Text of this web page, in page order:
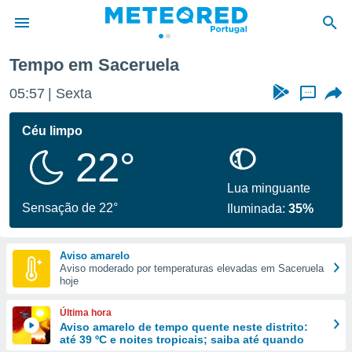
da
foi
fornecidas
a este
das
e
forma
digital
Tempo em Saceruela
05:58 Sexta ...
Céu limpo
22°
Sensação de 22°
Lua minguante
Iluminada:35%
Aviso amarelo
Aviso moderado por temperaturas elevadas em Saceruela
hoje
Última hora
Aviso amarelo de tempo quente neste distrito:
até 39 ºC e noites tropicais; saiba até quando